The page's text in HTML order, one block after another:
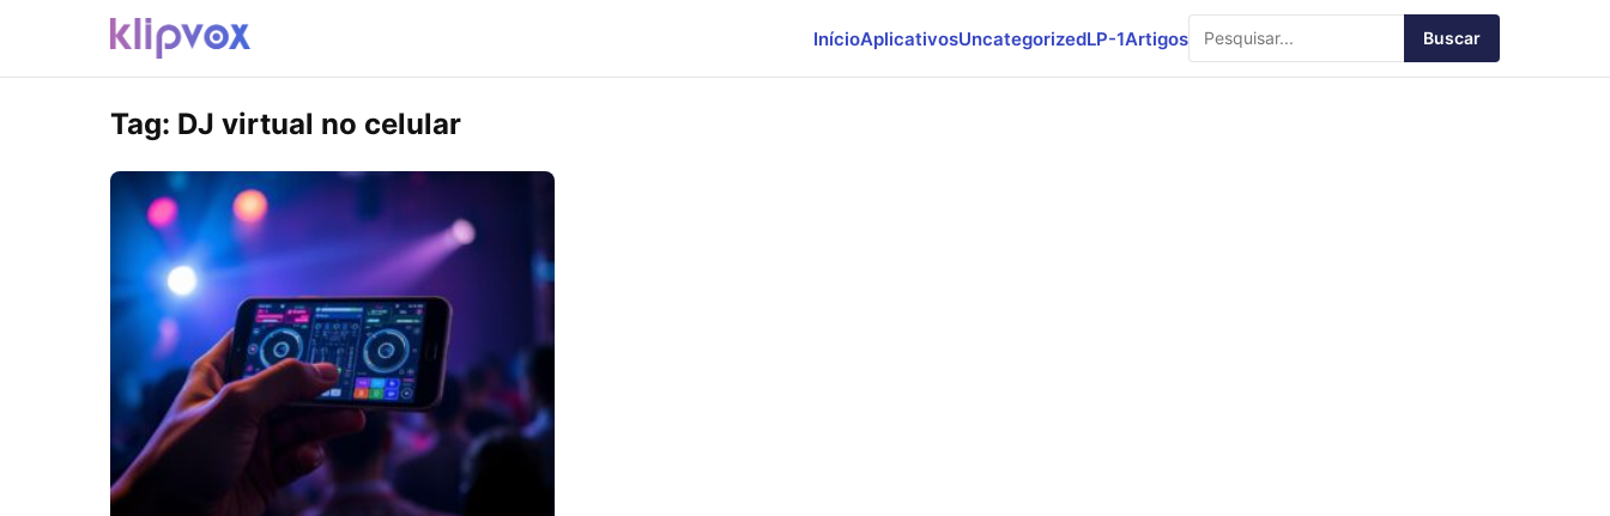
InícioAplicativosUncategorizedLP-1Artigos Buscar
Tag: DJ virtual no celular